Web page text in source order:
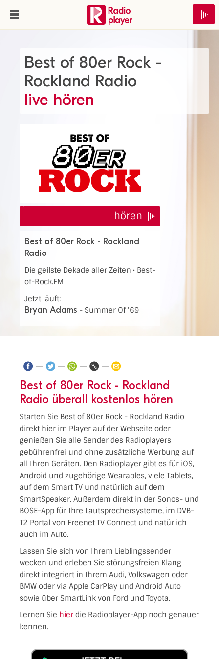
Best of 80er Rock -
Rockland Radio
live hören
hören
Best of 80er Rock - Rockland
Radio
Die geilste Dekade aller Zeiten • Best-
of-Rock.FM
Jetzt läuft:
Bryan Adams - Summer Of '69
Best of 80er Rock - Rockland
Radio überall kostenlos hören
Starten Sie Best of 80er Rock - Rockland Radio
direkt hier im Player auf der Webseite oder
genießen Sie alle Sender des Radioplayers
gebührenfrei und ohne zusätzliche Werbung auf
all Ihren Geräten. Den Radioplayer gibt es für iOS,
Android und zugehörige Wearables, viele Tablets,
auf dem Smart TV und natürlich auf dem
SmartSpeaker. Außerdem direkt in der Sonos- und
BOSE-App für Ihre Lautsprechersysteme, im DVB-
T2 Portal von Freenet TV Connect und natürlich
auch im Auto.
Lassen Sie sich von Ihrem Lieblingssender
wecken und erleben Sie störungsfreien Klang
direkt integriert in Ihrem Audi, Volkswagen oder
BMW oder via Apple CarPlay und Android Auto
sowie über SmartLink von Ford und Toyota.
Lernen Sie hier die Radioplayer-App noch genauer
kennen.